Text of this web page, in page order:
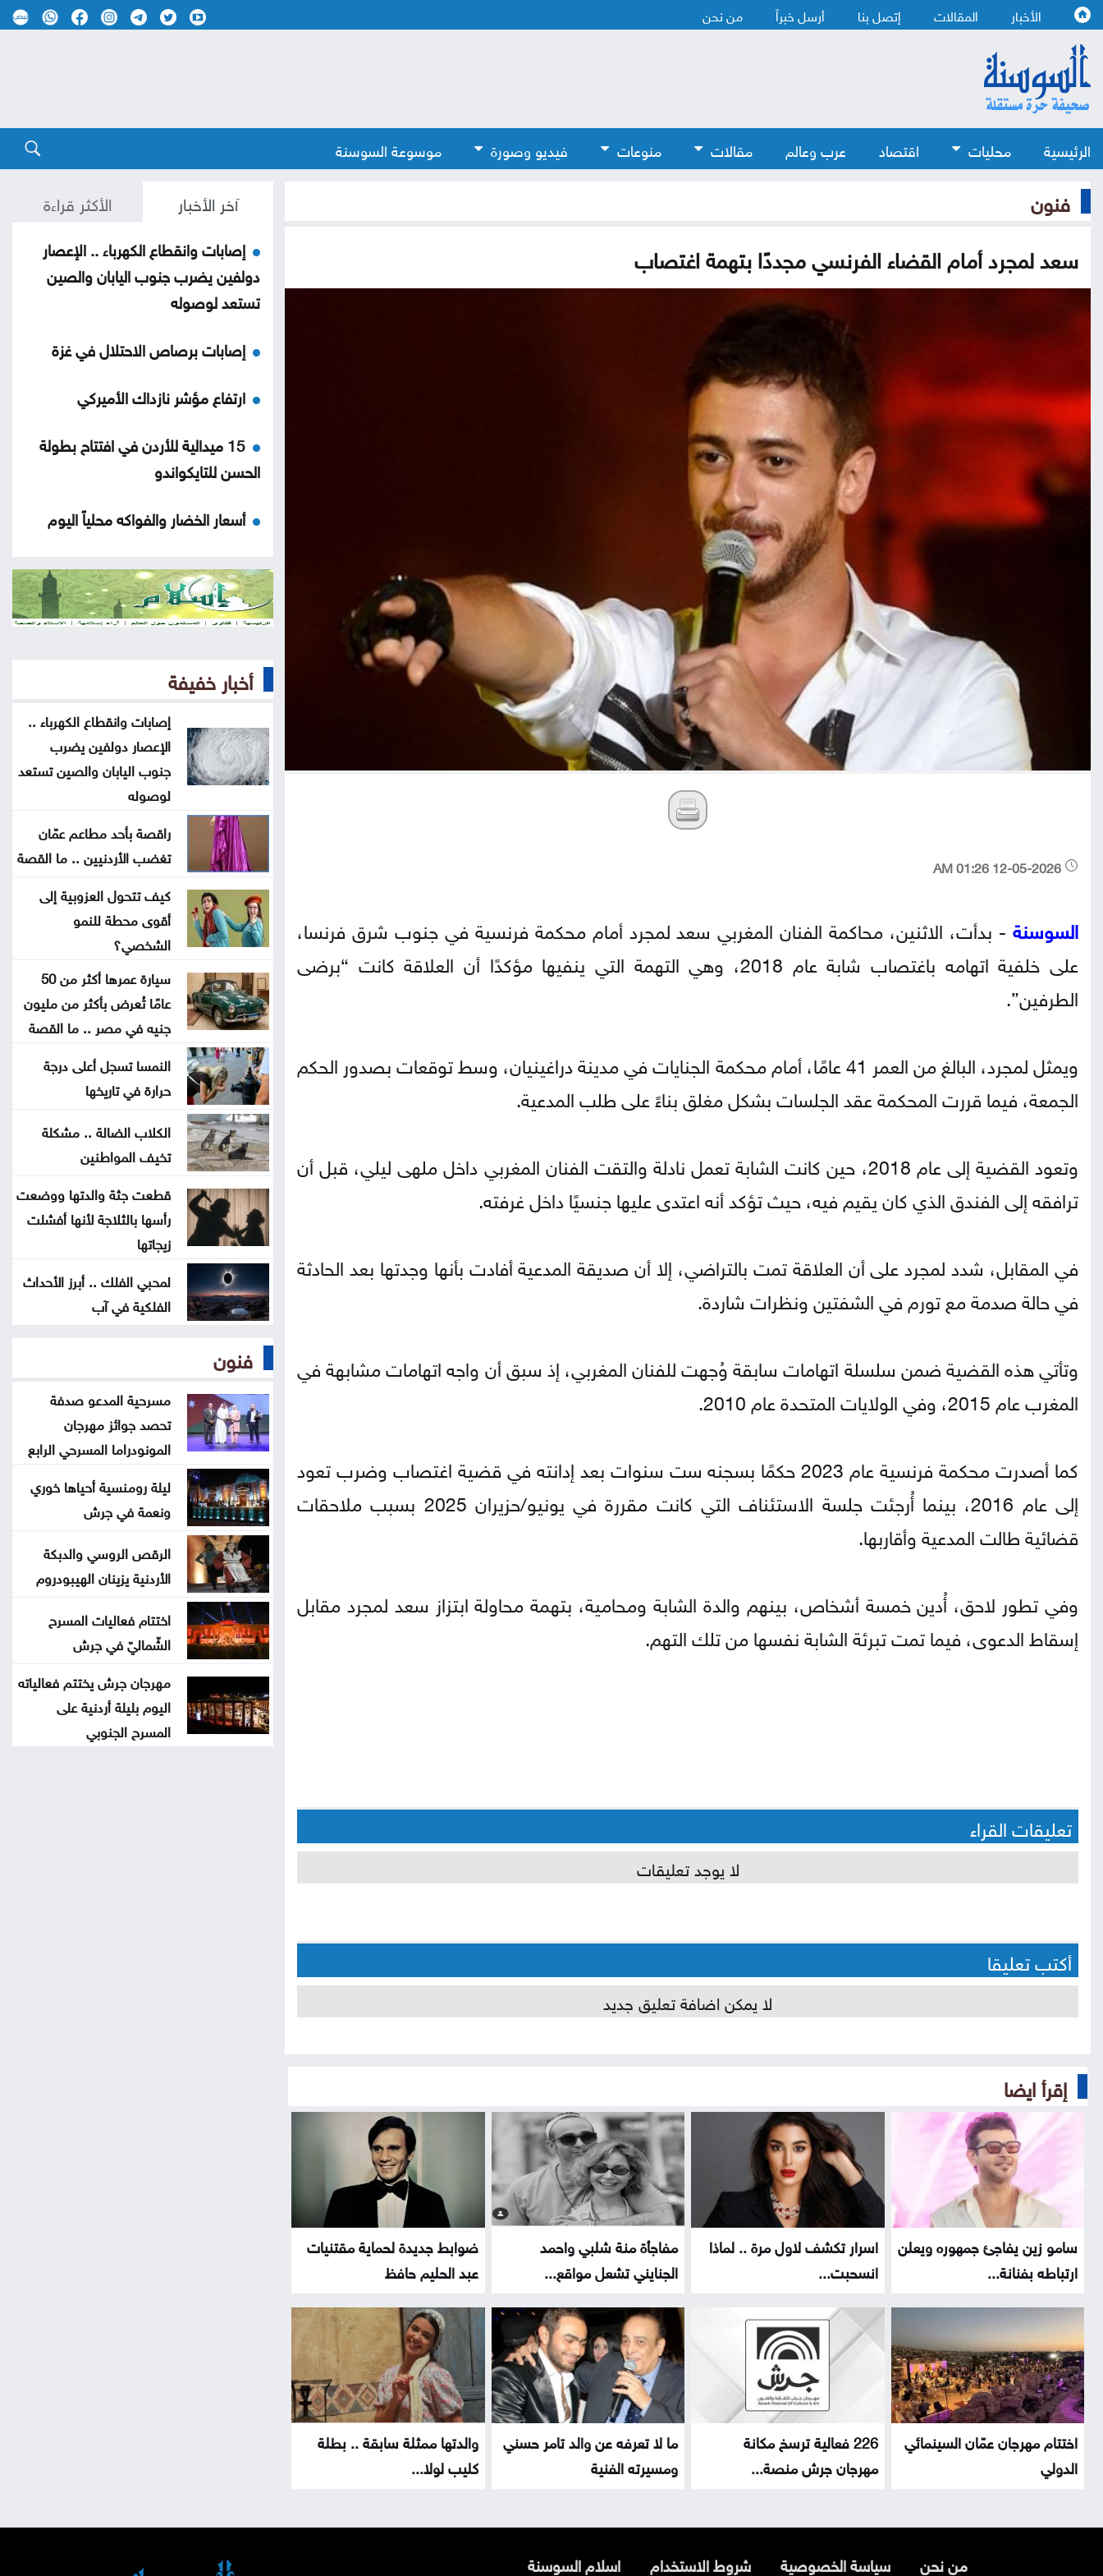
الأخبار المقالات إتصل بنا أرسل خبراً من نحن
الرئيسية محليات اقتصاد عرب وعالم مقالات منوعات فيديو وصورة موسوعة السوسنة
فنون
سعد لمجرد أمام القضاء الفرنسي مجددًا بتهمة اغتصاب
السوسنة - بدأت، الاثنين، محاكمة الفنان المغربي سعد لمجرد أمام محكمة فرنسية في جنوب شرق فرنسا،
على خلفية اتهامه باغتصاب شابة عام 2018، وهي التهمة التي ينفيها مؤكدًا أن العلاقة كانت “برضى
الطرفين”.
ويمثل لمجرد، البالغ من العمر 41 عامًا، أمام محكمة الجنايات في مدينة دراغينيان، وسط توقعات بصدور الحكم
الجمعة، فيما قررت المحكمة عقد الجلسات بشكل مغلق بناءً على طلب المدعية.
وتعود القضية إلى عام 2018، حين كانت الشابة تعمل نادلة والتقت الفنان المغربي داخل ملهى ليلي، قبل أن
ترافقه إلى الفندق الذي كان يقيم فيه، حيث تؤكد أنه اعتدى عليها جنسيًا داخل غرفته.
في المقابل، شدد لمجرد على أن العلاقة تمت بالتراضي، إلا أن صديقة المدعية أفادت بأنها وجدتها بعد الحادثة
في حالة صدمة مع تورم في الشفتين ونظرات شاردة.
وتأتي هذه القضية ضمن سلسلة اتهامات سابقة وُجهت للفنان المغربي، إذ سبق أن واجه اتهامات مشابهة في
المغرب عام 2015، وفي الولايات المتحدة عام 2010.
كما أصدرت محكمة فرنسية عام 2023 حكمًا بسجنه ست سنوات بعد إدانته في قضية اغتصاب وضرب تعود
إلى عام 2016، بينما أُرجئت جلسة الاستئناف التي كانت مقررة في يونيو/حزيران 2025 بسبب ملاحقات
قضائية طالت المدعية وأقاربها.
وفي تطور لاحق، أُدين خمسة أشخاص، بينهم والدة الشابة ومحامية، بتهمة محاولة ابتزاز سعد لمجرد مقابل
إسقاط الدعوى، فيما تمت تبرئة الشابة نفسها من تلك التهم.
تعليقات القراء
لا يوجد تعليقات
أكتب تعليقا
لا يمكن اضافة تعليق جديد
إقرأ ايضا
سامو زين يفاجئ جمهوره ويعلن
ارتباطه بفنانة...
اسرار تكشف لاول مرة .. لماذا
انسحبت...
مفاجأة منة شلبي واحمد
الجنايني تشعل مواقع...
ضوابط جديدة لحماية مقتنيات
عبد الحليم حافظ
اختتام مهرجان عمّان السينمائي
الدولي
226 فعالية ترسخ مكانة
مهرجان جرش منصة...
ما لا تعرفه عن والد تامر حسني
ومسيرته الفنية
والدتها ممثلة سابقة .. بطلة
كليب لولا...
آخر الأخبار الأكثر قراءة
إصابات وانقطاع الكهرباء .. الإعصار
دولفين يضرب جنوب اليابان والصين
تستعد لوصوله
إصابات برصاص الاحتلال في غزة
ارتفاع مؤشر نازداك الأميركي
15 ميدالية للأردن في افتتاح بطولة
الحسن للتايكواندو
أسعار الخضار والفواكه محلياً اليوم
خبر سار لسكان هذه المحافظات
ترامب: قرار وقف مشروع قاعة
قومي
القوات المسلحة اليمنية تنفذ عملية
عسكرية ضد الحوثيين
توجه أمريكي لمنح كولومبيا مساعدات
بقيمة مليار دولار
كتلة حارة تضرب المملكة بهذا الموعد
لماذا لم تشارك مصر في اتفاق مكّة
اتفاقية مكة: مثلث الردع الجديد في
المنطقة
نتائج التوجيهي على الأبواب ..
التفاصيل والموعد المتوقع لإعلانها
الدراسات تؤكد: الذكاء الاصطناعي
تكنولوجيا بلا جدوى
تشابُك القيامة والنهوض في
فلسطين وإسرائيل
أخبار خفيفة
إصابات وانقطاع الكهرباء ..
الإعصار دولفين يضرب
جنوب اليابان والصين تستعد
لوصوله
راقصة بأحد مطاعم عمّان
تغضب الأردنيين .. ما القصة
كيف تتحول العزوبية إلى
أقوى محطة للنمو
الشخصي؟
سيارة عمرها أكثر من 50
عامًا تُعرض بأكثر من مليون
جنيه في مصر .. ما القصة
النمسا تسجل أعلى درجة
حرارة في تاريخها
الكلاب الضالة .. مشكلة
تخيف المواطنين
قطعت جثة والدتها ووضعت
رأسها بالثلاجة لأنها أفشلت
زيجاتها
لمحبي الفلك .. أبرز الأحداث
الفلكية في آب
فنون
مسرحية المدعو صدفة
تحصد جوائز مهرجان
المونودراما المسرحي الرابع
ليلة رومنسية أحياها خوري
ونعمة في جرش
الرقص الروسي والدبكة
الأردنية يزينان الهيبودروم
اختتام فعاليات المسرح
الشّماليّ في جرش
مهرجان جرش يختتم فعالياته
اليوم بليلة أردنية على
المسرح الجنوبي
من نحن سياسة الخصوصية شروط الاستخدام اسلام السوسنة